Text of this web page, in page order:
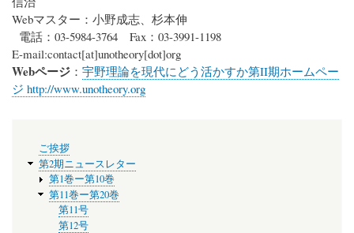
Webマスター：小野成志、杉本伸
電話：03-5984-3764 Fax：03-3991-1198
E-mail:contact[at]unotheory[dot]org
Webページ ： 宇野理論を現代にどう活かすか第II期ホームペー
ジ http://www.unotheory.org
ニ
ュ
ー
ご挨拶
第2期ニュースレター
第1巻ー第10巻
第11巻ー第20巻
第11号
第12号